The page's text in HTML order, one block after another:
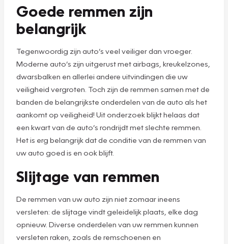
Goede remmen zijn
belangrijk
Tegenwoordig zijn auto’s veel veiliger dan vroeger.
Moderne auto’s zijn uitgerust met airbags, kreukelzones,
dwarsbalken en allerlei andere uitvindingen die uw
veiligheid vergroten. Toch zijn de remmen samen met de
banden de belangrijkste onderdelen van de auto als het
aankomt op veiligheid! Uit onderzoek blijkt helaas dat
een kwart van de auto’s rondrijdt met slechte remmen.
Het is erg belangrijk dat de conditie van de remmen van
uw auto goed is en ook blijft.
Slijtage van remmen
De remmen van uw auto zijn niet zomaar ineens
versleten: de slijtage vindt geleidelijk plaats, elke dag
opnieuw. Diverse onderdelen van uw remmen kunnen
versleten raken, zoals de remschoenen en